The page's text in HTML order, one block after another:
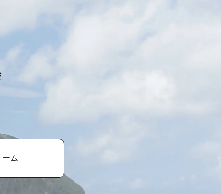
ーム